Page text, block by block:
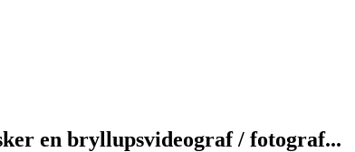
en bryllupsvideograf / fotograf...